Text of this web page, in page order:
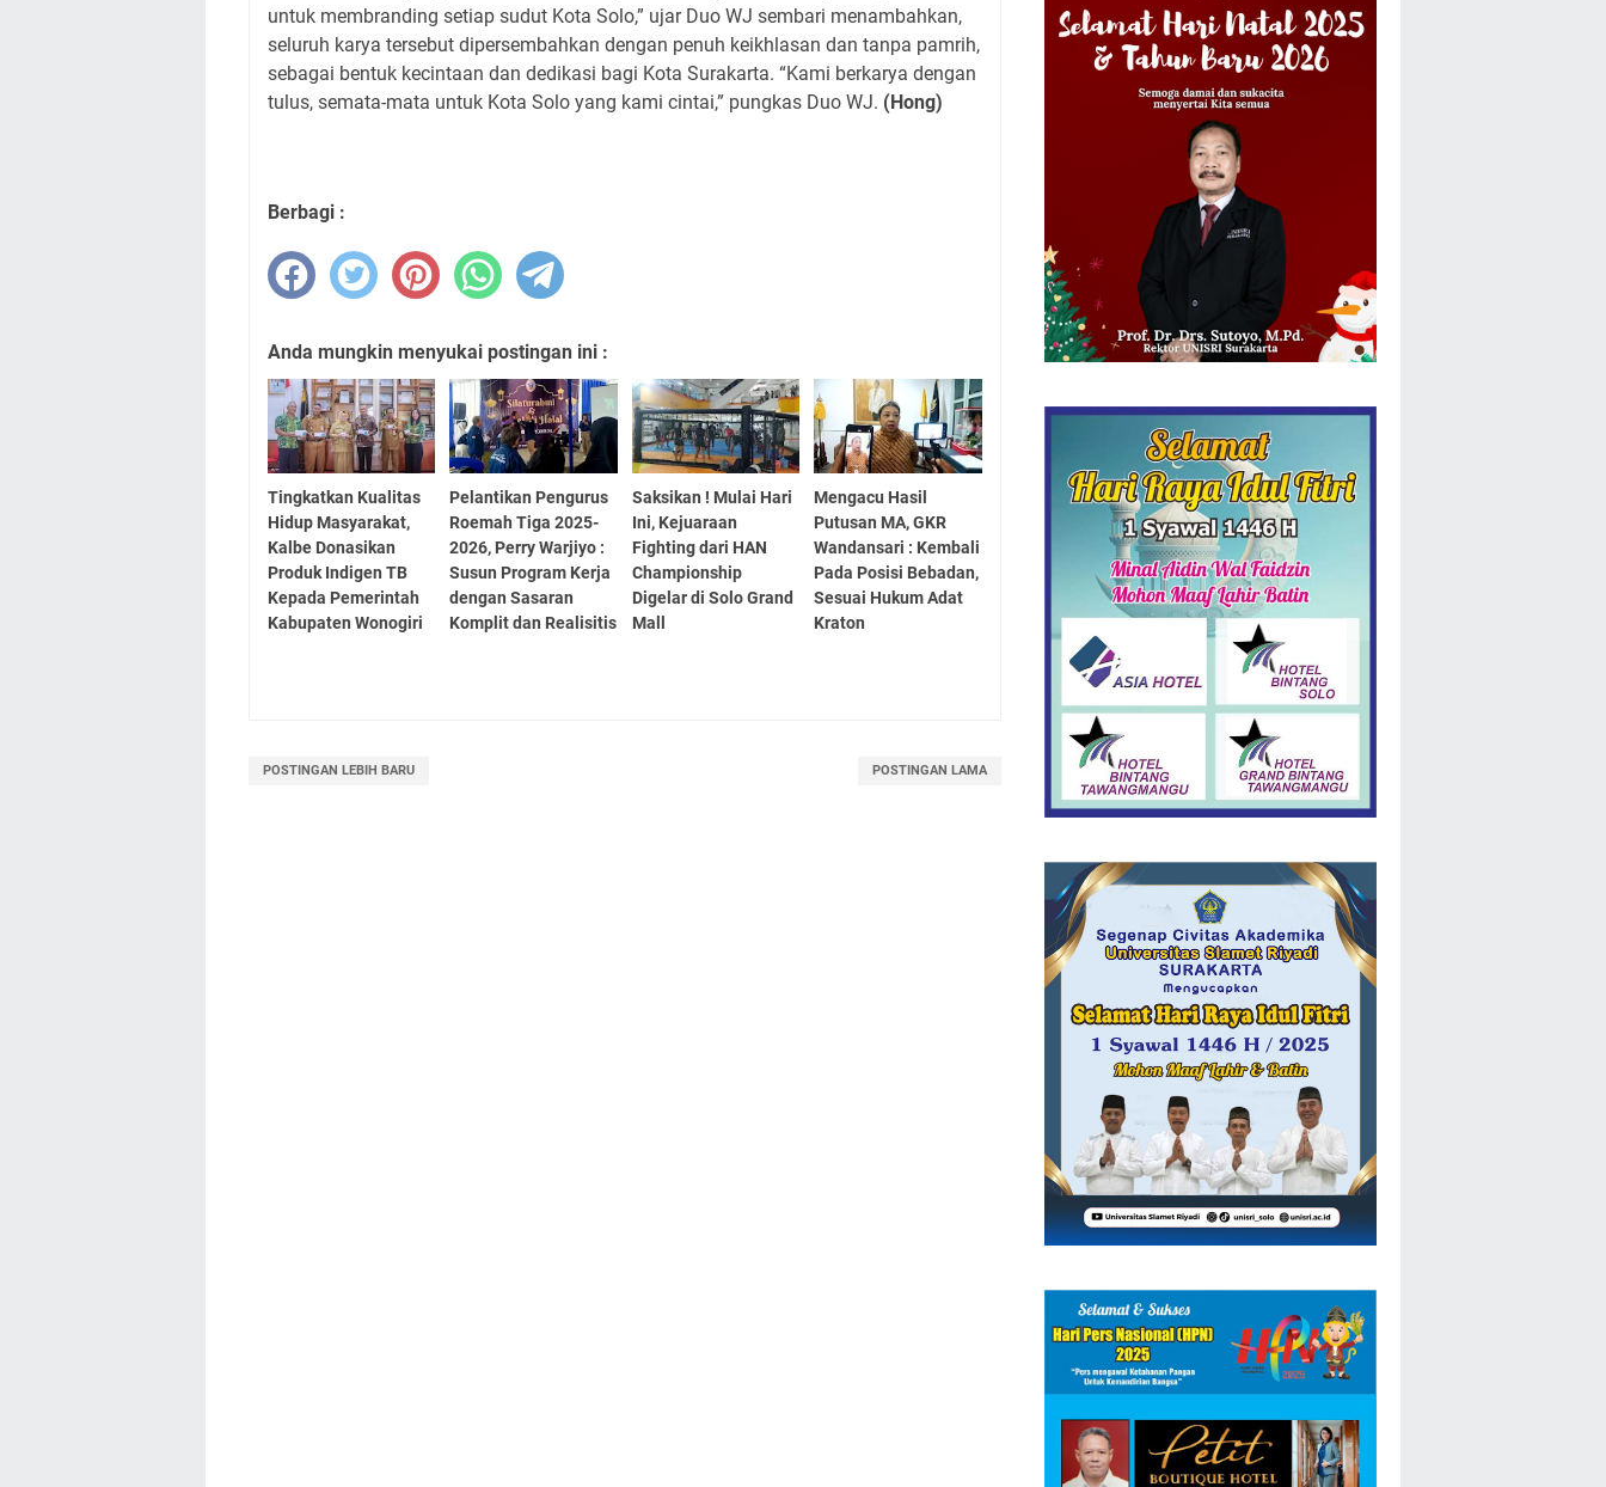
untuk membranding setiap sudut Kota Solo,” ujar Duo WJ sembari menambahkan,
seluruh karya tersebut dipersembahkan dengan penuh keikhlasan dan tanpa pamrih,
sebagai bentuk kecintaan dan dedikasi bagi Kota Surakarta. “Kami berkarya dengan
tulus, semata-mata untuk Kota Solo yang kami cintai,” pungkas Duo WJ. (Hong)
Berbagi :
Anda mungkin menyukai postingan ini :
Tingkatkan Kualitas
Hidup Masyarakat,
Kalbe Donasikan
Produk Indigen TB
Kepada Pemerintah
Kabupaten Wonogiri
Pelantikan Pengurus
Roemah Tiga 2025-
2026, Perry Warjiyo :
Susun Program Kerja
dengan Sasaran
Komplit dan Realisitis
Saksikan ! Mulai Hari
Ini, Kejuaraan
Fighting dari HAN
Championship
Digelar di Solo Grand
Mall
Mengacu Hasil
Putusan MA, GKR
Wandansari : Kembali
Pada Posisi Bebadan,
Sesuai Hukum Adat
Kraton
POSTINGAN LEBIH BARU POSTINGAN LAMA